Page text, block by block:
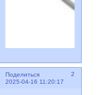
Поделиться
2
2025-04-16 11:20:17